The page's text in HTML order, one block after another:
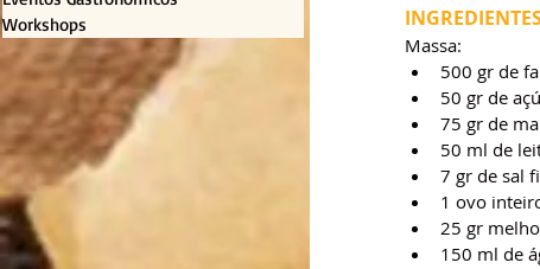
Workshops
Massa:
500 gr de
50 gr de
75 gr de
50 ml de
7 gr de sal
1 ovo
25 gr
150 ml de